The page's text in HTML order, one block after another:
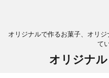
オリジナルで作るお菓子、オリ
て
オリジナ